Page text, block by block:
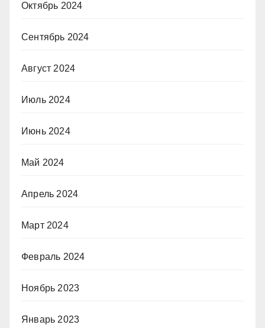
Октябрь 2024
Сентябрь 2024
Август 2024
Июль 2024
Июнь 2024
Май 2024
Апрель 2024
Март 2024
Февраль 2024
Ноябрь 2023
Январь 2023